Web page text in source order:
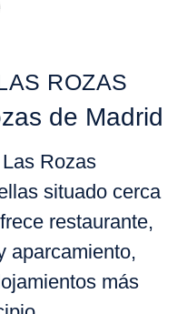
ROZAS
de Madrid
Rozas
situado cerca
restaurante,
aparcamiento,
más